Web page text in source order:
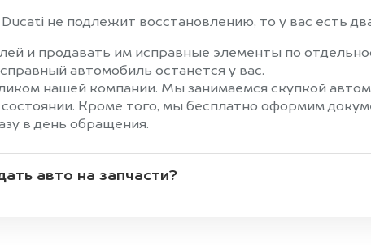
не подлежит восстановлению, то у вас есть
и продавать им исправные элементы по
автомобиль останется у вас.
нашей компании. Мы занимаемся скупкой
Кроме того, мы бесплатно оформим
в день обращения.
авто на запчасти?